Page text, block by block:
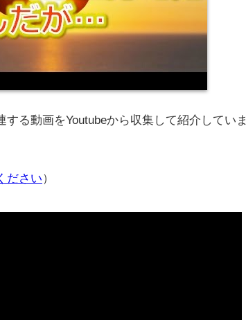
る動画をYoutubeから収集して紹介していま
ださい）